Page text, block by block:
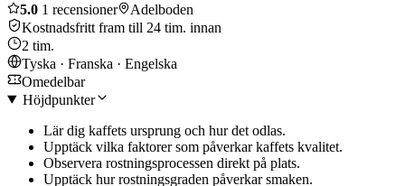
5.0 1 recensioner
Adelboden
Kostnadsfritt fram till 24 tim. innan
2 tim.
Tyska · Franska · Engelska
Omedelbar
Höjdpunkter
Lär dig kaffets ursprung och hur det odlas.
Upptäck vilka faktorer som påverkar kaffets kvalitet.
Observera rostningsprocessen direkt på plats.
Upptäck hur rostningsgraden påverkar smaken.